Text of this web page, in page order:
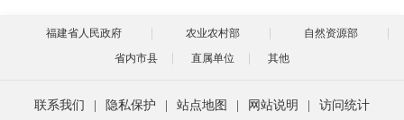
福建省人民政府 农业农村部
自然资源部
省内市县
直属单位 其他
联系我们 | 隐私保护 | 站点地图 | 网站说明 |
访问统计